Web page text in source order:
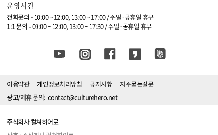
운영시간
전화문의 - 10:00 ~ 12:00, 13:00 ~ 17:00 / 주말·공휴일 휴무
1:1 문의 - 09:00 ~ 12:00, 13:00 ~ 17:30 / 주말·공휴일 휴무
이용약관 개인정보처리방침 공지사항
자주묻는질문
광고/제휴 문의: contact@culturehero.net
주식회사 컬쳐히어로